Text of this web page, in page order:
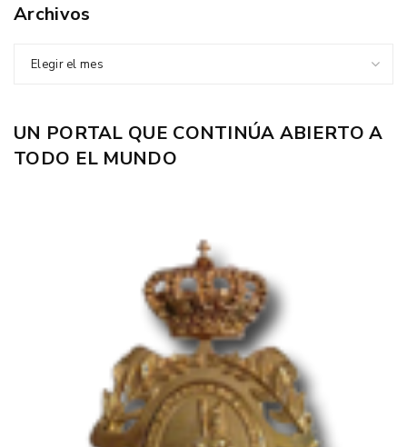
Archivos
Elegir el mes
UN PORTAL QUE CONTINÚA ABIERTO A
TODO EL MUNDO